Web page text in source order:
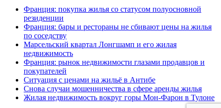
Франция: покупка жилья со статусом полуосновной
резиденции
Франция: бары и рестораны не сбивают цены на жилья
по соседству
Марсельский квартал Лонгшамп и его жилая
недвижимость
Франция: рынок недвижимости глазами продавцов и
покупателей
Ситуация с ценами на жильё в Антибе
Снова случаи мошенничества в сфере аренды жилья
Жилая недвижимость вокруг горы Мон-Фарон в Тулоне